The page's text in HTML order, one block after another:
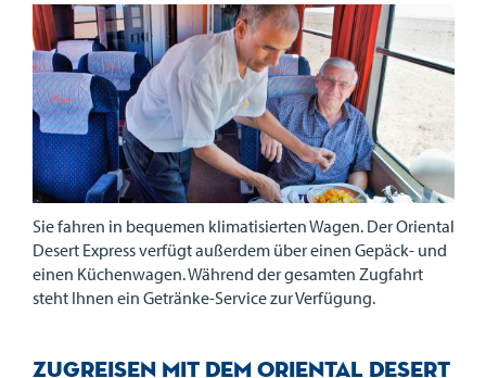
Sie fahren in bequemen klimatisierten Wagen. Der Oriental
Desert Express verfügt außerdem über einen Gepäck- und
einen Küchenwagen. Während der gesamten Zugfahrt
steht Ihnen ein Getränke-Service zur Verfügung.
Zugreisen mit dem Oriental Desert